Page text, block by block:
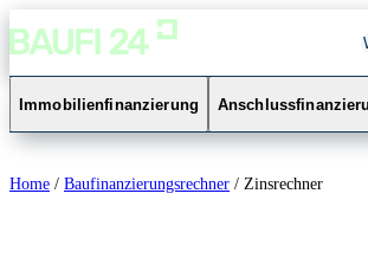
Immobilienfinanzierung
Home / Baufinanzierungsrechner / Zinsrechner